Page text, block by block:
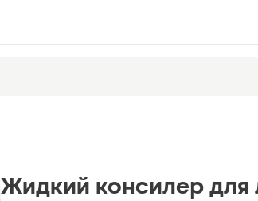
Жидкий консилер для